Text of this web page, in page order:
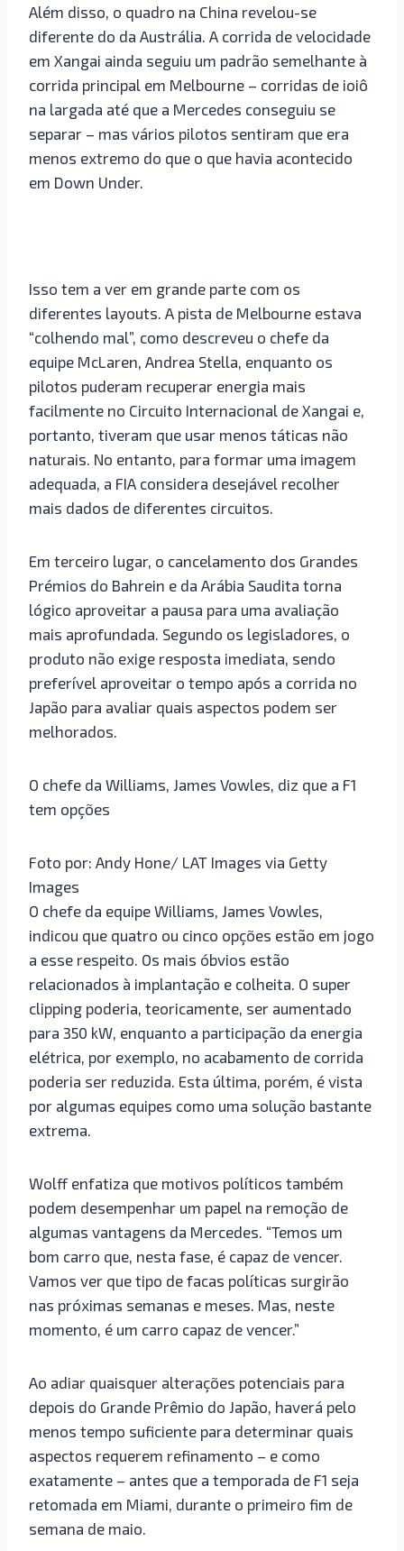
Além disso, o quadro na China revelou-se
diferente do da Austrália. A corrida de velocidade
em Xangai ainda seguiu um padrão semelhante à
corrida principal em Melbourne – corridas de ioiô
na largada até que a Mercedes conseguiu se
separar – mas vários pilotos sentiram que era
menos extremo do que o que havia acontecido
em Down Under.
Isso tem a ver em grande parte com os
diferentes layouts. A pista de Melbourne estava
“colhendo mal”, como descreveu o chefe da
equipe McLaren, Andrea Stella, enquanto os
pilotos puderam recuperar energia mais
facilmente no Circuito Internacional de Xangai e,
portanto, tiveram que usar menos táticas não
naturais. No entanto, para formar uma imagem
adequada, a FIA considera desejável recolher
mais dados de diferentes circuitos.
Em terceiro lugar, o cancelamento dos Grandes
Prémios do Bahrein e da Arábia Saudita torna
lógico aproveitar a pausa para uma avaliação
mais aprofundada. Segundo os legisladores, o
produto não exige resposta imediata, sendo
preferível aproveitar o tempo após a corrida no
Japão para avaliar quais aspectos podem ser
melhorados.
O chefe da Williams, James Vowles, diz que a F1
tem opções
Foto por: Andy Hone/ LAT Images via Getty
Images
O chefe da equipe Williams, James Vowles,
indicou que quatro ou cinco opções estão em jogo
a esse respeito. Os mais óbvios estão
relacionados à implantação e colheita. O super
clipping poderia, teoricamente, ser aumentado
para 350 kW, enquanto a participação da energia
elétrica, por exemplo, no acabamento de corrida
poderia ser reduzida. Esta última, porém, é vista
por algumas equipes como uma solução bastante
extrema.
Wolff enfatiza que motivos políticos também
podem desempenhar um papel na remoção de
algumas vantagens da Mercedes. “Temos um
bom carro que, nesta fase, é capaz de vencer.
Vamos ver que tipo de facas políticas surgirão
nas próximas semanas e meses. Mas, neste
momento, é um carro capaz de vencer.”
Ao adiar quaisquer alterações potenciais para
depois do Grande Prêmio do Japão, haverá pelo
menos tempo suficiente para determinar quais
aspectos requerem refinamento – e como
exatamente – antes que a temporada de F1 seja
retomada em Miami, durante o primeiro fim de
semana de maio.